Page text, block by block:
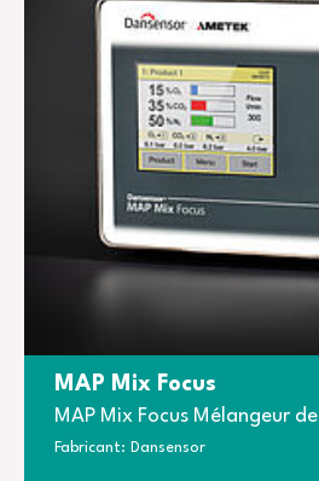
MAP Mix Focus
MAP Mix Focus Mélangeur
Fabricant: Dansensor